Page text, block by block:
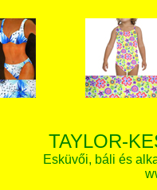
TAYLOR-
Esküvői, báli és